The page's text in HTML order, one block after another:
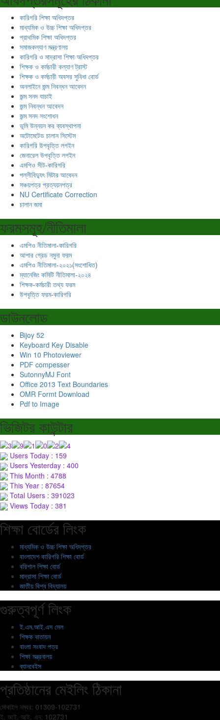
কারিগরি শিক্ষা অধিদপ্তর
মাধ্যমিক ও উচ্চ শিক্ষা অধিদপ্তর
প্রাথমিক শিক্ষা অধিদপ্তর
সমাজকল্যাণ মন্ত্রণালয়
কারিগরি ও মাদ্রাসা শিক্ষা অধিদপ্তর
শিক্ষক ও কর্মচারী কল্যাণ ট্রাস্ট
শিক্ষক ও কর্মচারী অবসর সুবিধা বোর্ড
অনলাইনে জন্ম নিবন্ধন আবেদন
জন্ম সনদ যাচাই
জন্ম নিবন্ধন আবেদন
জন্ম সনদ সংশোধন
ভূমি উন্নয়ন কর ব্যবস্থাপনা
অটোমেটেড চালান সিস্টেম
কারিগরি উপবৃত্তি লগইন
জেনারেল উপবৃত্তি লগইন
এমপিও সীট-কারিগরি
পল্লীবিদ্যুৎ মিটার আবেদন
সঞ্চয়পত্র প্রত্যয়নপত্র
NU Certificate Correction
চালান জমা
ফরমসমূহ/নীতিমালা
এমপিও নীতিমালা-কারিগরি
আপার গ্রেড নমুনা ফরম
এমপিও নীতিমালা-২০২১(সংশোধিত)
ম্যানেজিং কমিটি নীতিমালা-২০২৪
শিক্ষক-কর্মচারী তথ্য ফরম
উপবৃত্তি ফরম-কারিগরি
ডাউনলোড
Bijoy 52
Keyboard Key Disable
Win 10 Photoviewer
PDF compesser
SutonnyMJ Font
Office 2013 Text Boundaries
OMR Formt Download
Pdf to Image
ভিজিটর কাউন্টার
Users Today : 159
Users Yesterday : 400
This Month : 4788
This Year : 87654
Total Users : 391023
Views Today : 381
শিক্ষা বোর্ডের লিংক
মাধ্যমিক ও উচ্চ শিক্ষা অধিদপ্তর
বাংলাদেশ কারিগরি শিক্ষা বোর্ড
বরিশাল শিক্ষা বোর্ড
মাদ্রাসা শিক্ষা বোর্ড
জাতীয় বিশ্ব বিদ্যালয়
গুরুত্বপূর্ণ লিংক
ই.এম.আই.এস সেল
শিক্ষক বাতায়ন
বাংলা সংবাদ পত্র
শিক্ষা মন্ত্রনালয়
ব্যানবেইস
প্রতিষ্ঠানের মেইলিং ঠিকানা
মোবাইল নম্বর: 01309-102731
ই. আই. আই. এন: 102731